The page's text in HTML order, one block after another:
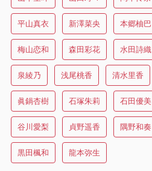
平山真衣 新澤菜央 本郷柚巴
梅山恋和 森田彩花 水田詩織
泉綾乃 浅尾桃香 清水里香
眞鍋杏樹 石塚朱莉 石田優美
谷川愛梨 貞野遥香 隅野和奏
黒田楓和 龍本弥生